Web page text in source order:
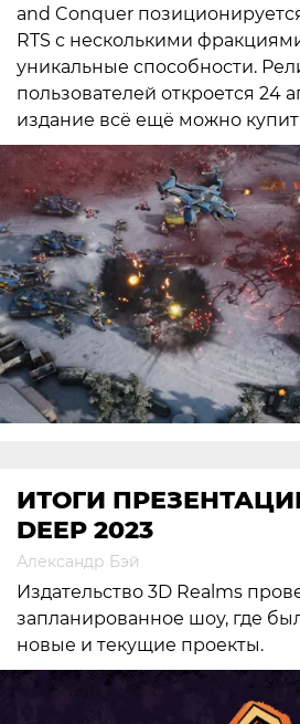
and Conquer
RTS с несколькими
уникальные способности.
пользователей откроется 24
издание всё ещё можно
ИТОГИ
DEEP 2023
Александр Бэй
Издательство 3D Realms
запланированное шоу, где
новые и текущие проекты.